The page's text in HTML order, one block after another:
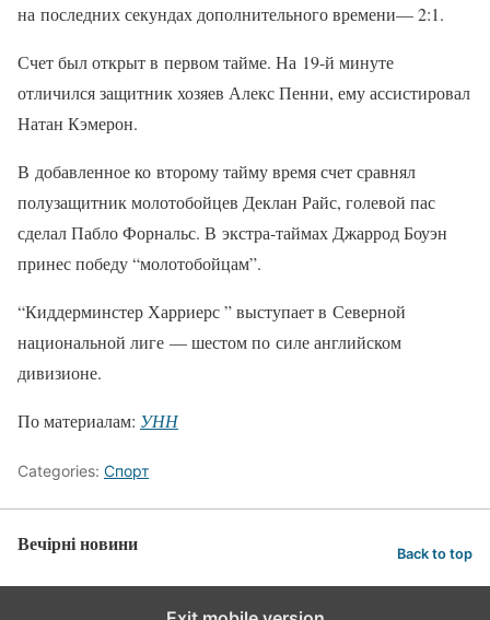
на последних секундах дополнительного времени— 2:1.
Счет был открыт в первом тайме. На 19-й минуте
отличился защитник хозяев Алекс Пенни, ему ассистировал
Натан Кэмерон.
В добавленное ко второму тайму время счет сравнял
полузащитник молотобойцев Деклан Райс, голевой пас
сделал Пабло Форнальс. В экстра-таймах Джаррод Боуэн
принес победу “молотобойцам”.
“Киддерминстер Харриерс ” выступает в Северной
национальной лиге — шестом по силе английском
дивизионе.
По материалам: УНН
Categories: Спорт
Вечірні новини Back to top